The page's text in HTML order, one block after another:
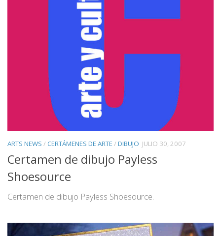
ARTS NEWS /CERTÁMENES DE ARTE /DIBUJO JULIO 30, 2007
Certamen de dibujo Payless
Shoesource
Certamen de dibujo Payless Shoesource.